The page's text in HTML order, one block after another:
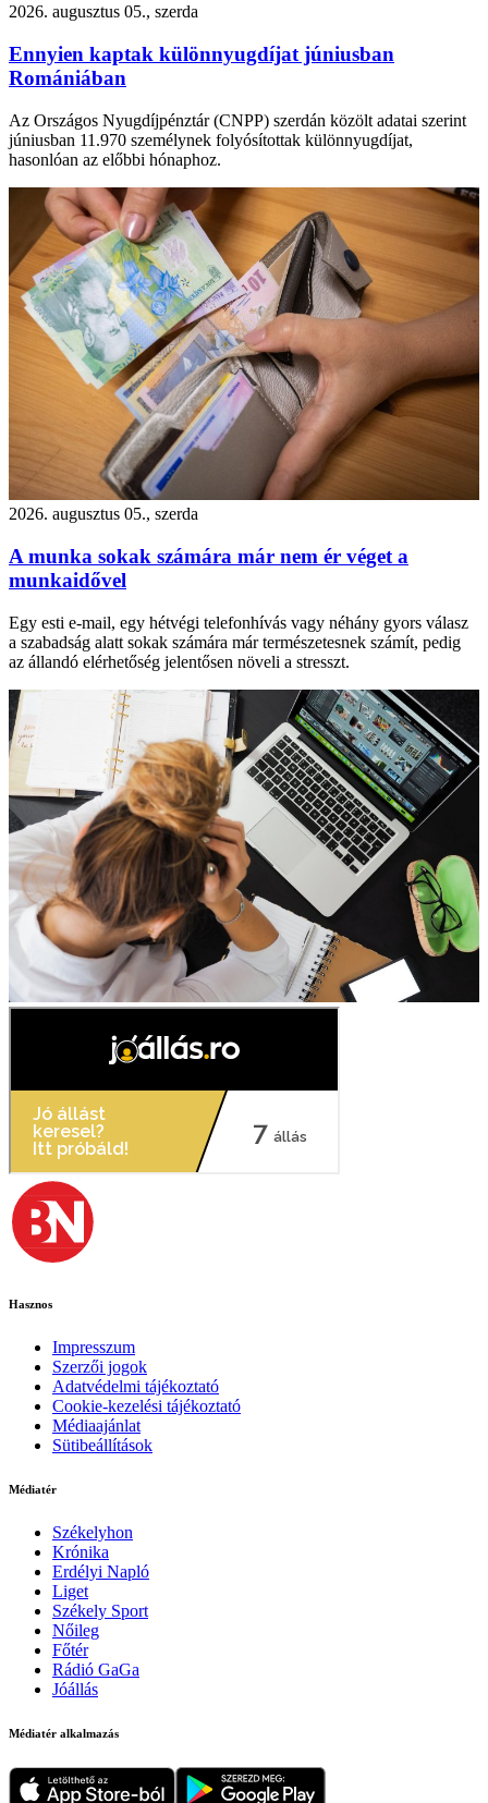
2026. augusztus 05., szerda
Ennyien kaptak különnyugdíjat júniusban
Romániában
Az Országos Nyugdíjpénztár (CNPP) szerdán közölt adatai szerint
júniusban 11.970 személynek folyósítottak különnyugdíjat,
hasonlóan az előbbi hónaphoz.
2026. augusztus 05., szerda
A munka sokak számára már nem ér véget a
munkaidővel
Egy esti e-mail, egy hétvégi telefonhívás vagy néhány gyors válasz
a szabadság alatt sokak számára már természetesnek számít, pedig
az állandó elérhetőség jelentősen növeli a stresszt.
Hasznos
Impresszum
Szerzői jogok
Adatvédelmi tájékoztató
Cookie-kezelési tájékoztató
Médiaajánlat
Sütibeállítások
Médiatér
Székelyhon
Krónika
Erdélyi Napló
Liget
Székely Sport
Nőileg
Főtér
Rádió GaGa
Jóállás
Médiatér alkalmazás